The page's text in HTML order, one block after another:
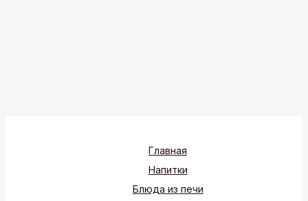
Главная
Напитки
Блюда из печи